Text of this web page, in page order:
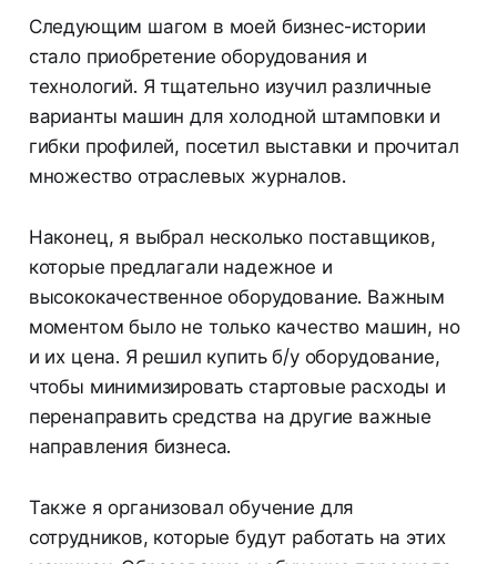
Следующим шагом в моей бизнес-истории
стало приобретение оборудования и
технологий. Я тщательно изучил различные
варианты машин для холодной штамповки и
гибки профилей, посетил выставки и прочитал
множество отраслевых журналов.
Наконец, я выбрал несколько поставщиков,
которые предлагали надежное и
высококачественное оборудование. Важным
моментом было не только качество машин, но
и их цена. Я решил купить б/у оборудование,
чтобы минимизировать стартовые расходы и
перенаправить средства на другие важные
направления бизнеса.
Также я организовал обучение для
сотрудников, которые будут работать на этих